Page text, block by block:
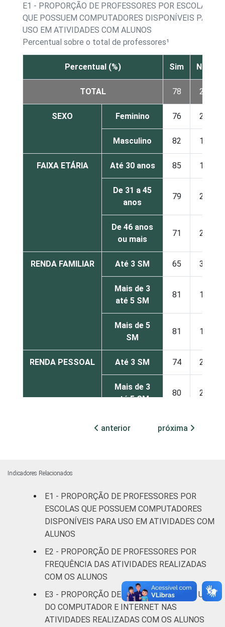
E1 - PROPORÇÃO DE PROFESSORES POR ESCOLAS
QUE POSSUEM COMPUTADORES DISPONÍVEIS PARA
USO EM ATIVIDADES COM ALUNOS
Percentual sobre o total de professores¹
Percentual (%) Sim Não
TOTAL 78 22
SEXO Feminino 76 24
Masculino 82 18
FAIXA ETÁRIA Até 30 anos 85 15
De 31 a 45
anos
79 21
De 46 anos
ou mais
71 29
RENDA FAMILIAR Até 3 SM 65 35
Mais de 3
até 5 SM
81 19
Mais de 5
SM
81 19
RENDA PESSOAL Até 3 SM 74 26
Mais de 3
até 5 SM
80 20
Mais de 5
83
Oeste
78
Nordeste 63 37
Sudeste 80
DEPENDÊNCIA
ADMINISTRATIVA
Pública
Municipal
68 32
anterior próxima
Indicadores Relacionados
E1 - PROPORÇÃO DE PROFESSORES POR
ESCOLAS QUE POSSUEM COMPUTADORES
DISPONÍVEIS PARA USO EM ATIVIDADES COM
ALUNOS
E2 - PROPORÇÃO DE PROFESSORES POR
FREQUÊNCIA DAS ATIVIDADES REALIZADAS
COM OS ALUNOS
E3 - PROPORÇÃO DE PROFESSORES POR USO
DO COMPUTADOR E INTERNET NAS
ATIVIDADES REALIZADAS COM OS ALUNOS